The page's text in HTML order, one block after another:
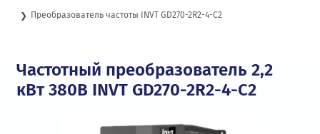
Преобразователь частоты INVT GD270-2R2-4-C2
Частотный преобразователь 2,2
кВт 380В INVT GD270-2R2-4-C2